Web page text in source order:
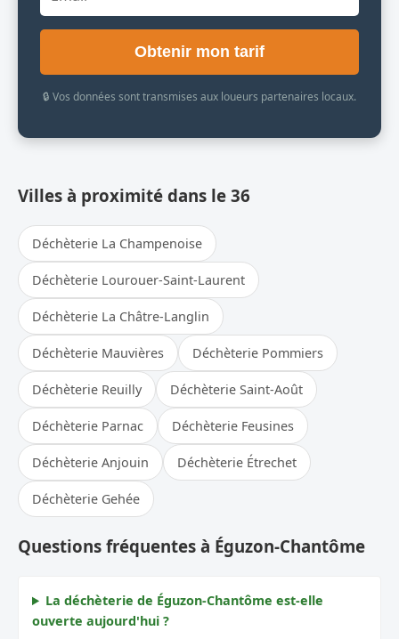
Obtenir mon tarif
🔒 Vos données sont transmises aux loueurs partenaires locaux.
Villes à proximité dans le 36
Déchèterie La Champenoise
Déchèterie Lourouer-Saint-Laurent
Déchèterie La Châtre-Langlin
Déchèterie Mauvières Déchèterie Pommiers
Déchèterie Reuilly Déchèterie Saint-Août
Déchèterie Parnac Déchèterie Feusines
Déchèterie Anjouin Déchèterie Étrechet
Déchèterie Gehée
Questions fréquentes à Éguzon-Chantôme
La déchèterie de Éguzon-Chantôme est-elle
ouverte aujourd'hui ?